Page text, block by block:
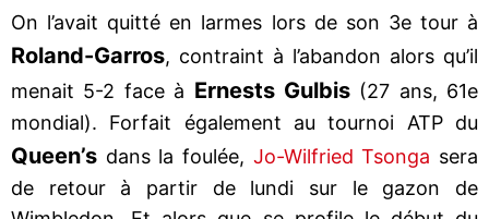
On l’avait quitté en larmes lors de son 3e tour à
Roland-Garros, contraint à l’abandon alors qu’il
menait 5-2 face à Ernests Gulbis(27 ans, 61e
mondial). Forfait également au tournoi ATP du
Queen’s dans la foulée, Jo-Wilfried Tsonga sera
de retour à partir de lundi sur le gazon de